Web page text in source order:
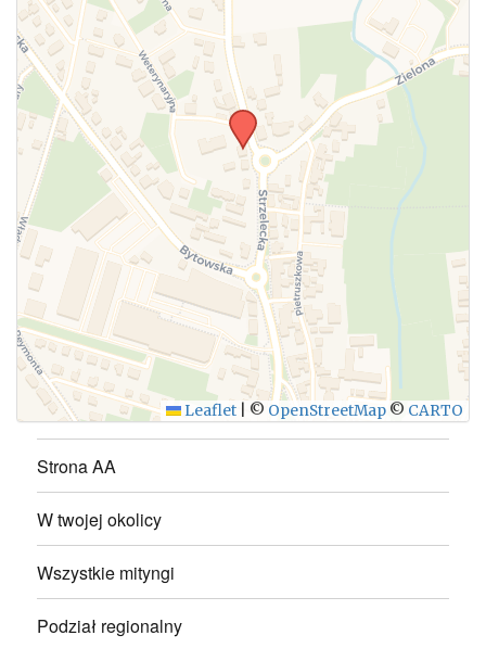
WYŚLIJ
Leaflet © OpenStreetMap © CARTO
Strona AA
W twojej okolicy
Wszystkie mityngi
Podział regionalny